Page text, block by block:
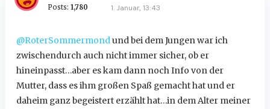
Posts: 1,780 1. Januar, 13:43
@RoterSommermondund bei dem Jungen war ich
zwischendurch auch nicht immer sicher, ob er
hineinpasst…aber es kam dann noch Info von der
Mutter, dass es ihm großen Spaß gemacht hat und er
daheim ganz begeistert erzählt hat…in dem Alter meiner